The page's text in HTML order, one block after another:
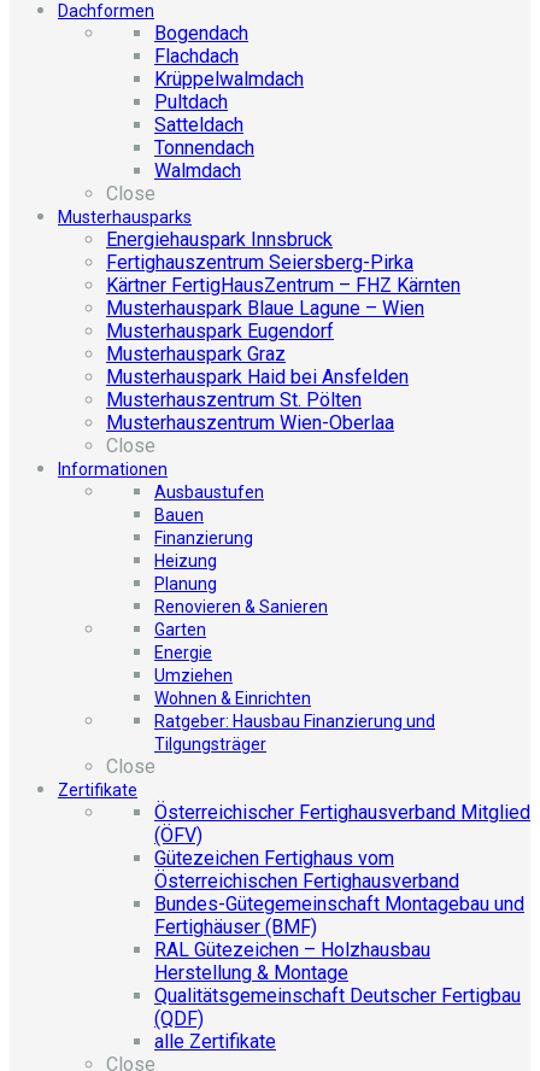
Dachformen
Bogendach
Flachdach
Krüppelwalmdach
Pultdach
Satteldach
Tonnendach
Walmdach
Close
Musterhausparks
Energiehauspark Innsbruck
Fertighauszentrum Seiersberg-Pirka
Kärtner FertigHausZentrum – FHZ Kärnten
Musterhauspark Blaue Lagune – Wien
Musterhauspark Eugendorf
Musterhauspark Graz
Musterhauspark Haid bei Ansfelden
Musterhauszentrum St. Pölten
Musterhauszentrum Wien-Oberlaa
Close
Informationen
Ausbaustufen
Bauen
Finanzierung
Heizung
Planung
Renovieren & Sanieren
Garten
Energie
Umziehen
Wohnen & Einrichten
Ratgeber: Hausbau Finanzierung und
Tilgungsträger
Close
Zertifikate
Österreichischer Fertighausverband Mitglied
(ÖFV)
Gütezeichen Fertighaus vom
Österreichischen Fertighausverband
Bundes-Gütegemeinschaft Montagebau und
Fertighäuser (BMF)
RAL Gütezeichen – Holzhausbau
Herstellung & Montage
Qualitätsgemeinschaft Deutscher Fertigbau
(QDF)
alle Zertifikate
Close